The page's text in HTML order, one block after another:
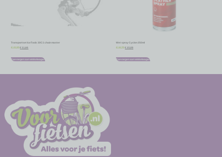
Transportset IceToolz 30C1 chain master
€12,95 € 11,66
Toevoegen aan winkelwagen
Wet spray Cyclon 250ml
€ 16,75 € 15,08
Toevoegen aan winkelwagen